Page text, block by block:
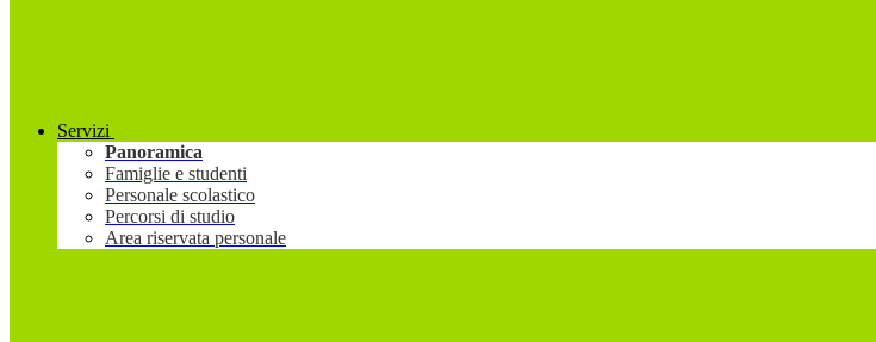
Servizi
Panoramica
Famiglie e studenti
Personale scolastico
Percorsi di studio
Area riservata personale